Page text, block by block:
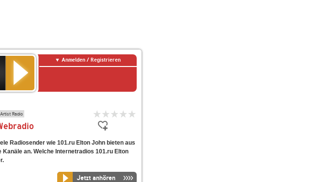
Anmelden / Registrieren
Artist Radio
Radiosender wie 101.ru Elton John bieten aus
an. Welche Internetradios 101.ru Elton
Jetzt anhören